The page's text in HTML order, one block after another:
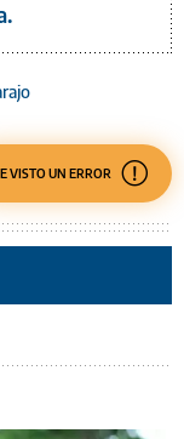
VISTO UN ERROR